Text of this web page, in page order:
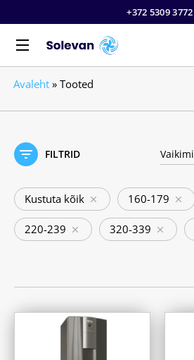
+372 5309 3772
Avaleht » Tooted
FILTRID
Kustuta kõik 160-179
220-239 320-339